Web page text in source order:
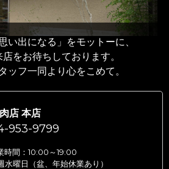
い出になる」をモットーに、
をお待ちしております。
ッフ一同より心をこめて。
店 本店
953-9799
時間：10:00～19:00
水曜日（盆、年始休業あり）